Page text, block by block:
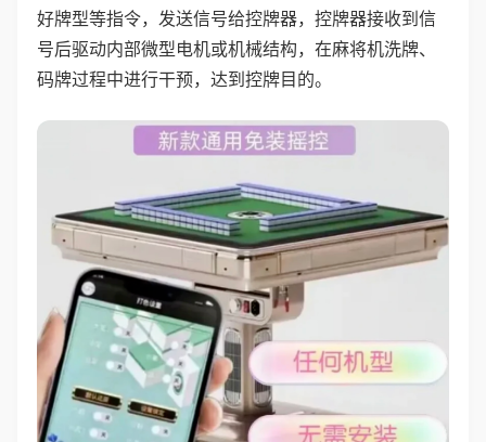
好牌型等指令，发送信号给控牌器，控牌器接收到信
号后驱动内部微型电机或机械结构，在麻将机洗牌、
码牌过程中进行干预，达到控牌目的。